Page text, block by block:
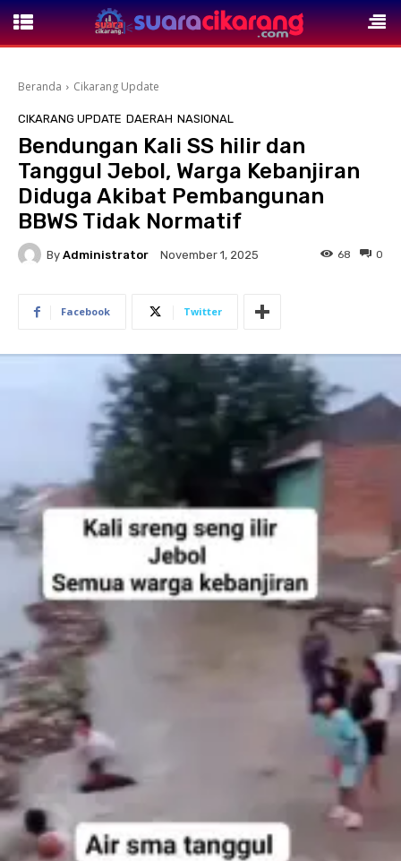
Beranda Cikarang Update
CIKARANG UPDATE DAERAH NASIONAL
Bendungan Kali SS hilir dan
Tanggul Jebol, Warga Kebanjiran
Diduga Akibat Pembangunan
BBWS Tidak Normatif
By Administrator November 1, 2025 0
68
Facebook Twitter